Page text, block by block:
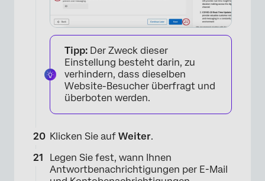
Tipp: Der Zweck dieser
Einstellung besteht darin, zu
verhindern, dass dieselben
Website-Besucher überfragt und
überboten werden.
Klicken Sie auf Weiter.
Legen Sie fest, wann Ihnen
Antwortbenachrichtigungen per E-Mail